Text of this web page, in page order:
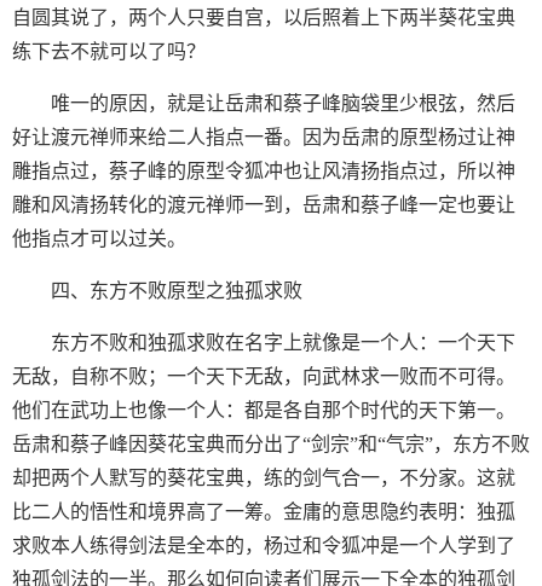
自圆其说了，两个人只要自宫，以后照着上下两半葵花宝典
练下去不就可以了吗？
唯一的原因，就是让岳肃和蔡子峰脑袋里少根弦，然后
好让渡元禅师来给二人指点一番。因为岳肃的原型杨过让神
雕指点过，蔡子峰的原型令狐冲也让风清扬指点过，所以神
雕和风清扬转化的渡元禅师一到，岳肃和蔡子峰一定也要让
他指点才可以过关。
四、东方不败原型之独孤求败
东方不败和独孤求败在名字上就像是一个人：一个天下
无敌，自称不败；一个天下无敌，向武林求一败而不可得。
他们在武功上也像一个人：都是各自那个时代的天下第一。
岳肃和蔡子峰因葵花宝典而分出了“剑宗”和“气宗”，东方不败
却把两个人默写的葵花宝典，练的剑气合一，不分家。这就
比二人的悟性和境界高了一筹。金庸的意思隐约表明：独孤
求败本人练得剑法是全本的，杨过和令狐冲是一个人学到了
独孤剑法的一半。那么如何向读者们展示一下全本的独孤剑